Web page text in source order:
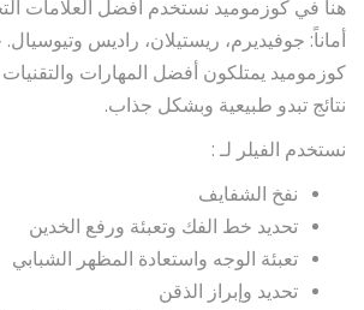
هنا في كوزموميد نستخدم أفضل العلامات
أماناً: جوفيديرم، ريستيلان، راديس
كوزموميد يمتلكون أفضل المهارات
نتائج تبدو طبيعية وبشكل جذاب.
نستخدم الفيلر لـ :
نفخ الشفايف
تحديد خط الفك وتعبئة ورفع الخدين
تعبئة الوجه واستعادة المظهر الشبابي
تحديد وإبراز الذقن